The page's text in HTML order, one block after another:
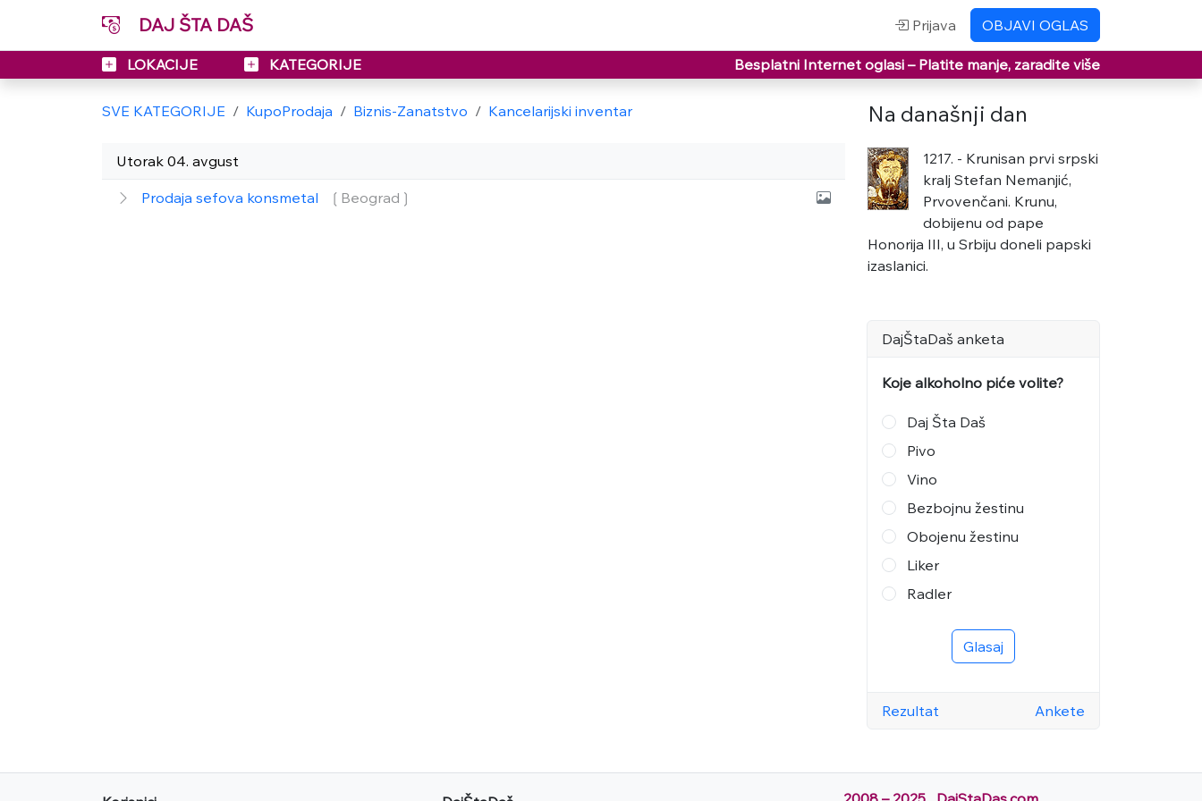
DAJ ŠTA DAŠ Prijava OBJAVI OGLAS
LOKACIJE KATEGORIJE Besplatni Internet oglasi – Platite manje, zaradite više
SVE KATEGORIJE KupoProdaja Biznis-Zanatstvo Kancelarijski inventar
Utorak 04. avgust
Prodaja sefova konsmetal ❲Beograd❳
Na današnji dan
1217. - Krunisan prvi srpski
kralj Stefan Nemanjić,
Prvovenčani. Krunu,
dobijenu od pape
Honorija III, u Srbiju doneli papski
izaslanici.
DajŠtaDaš anketa
Koje alkoholno piće volite?
Daj Šta Daš
Pivo
Vino
Bezbojnu žestinu
Obojenu žestinu
Liker
Radler
Glasaj
Rezultat Ankete